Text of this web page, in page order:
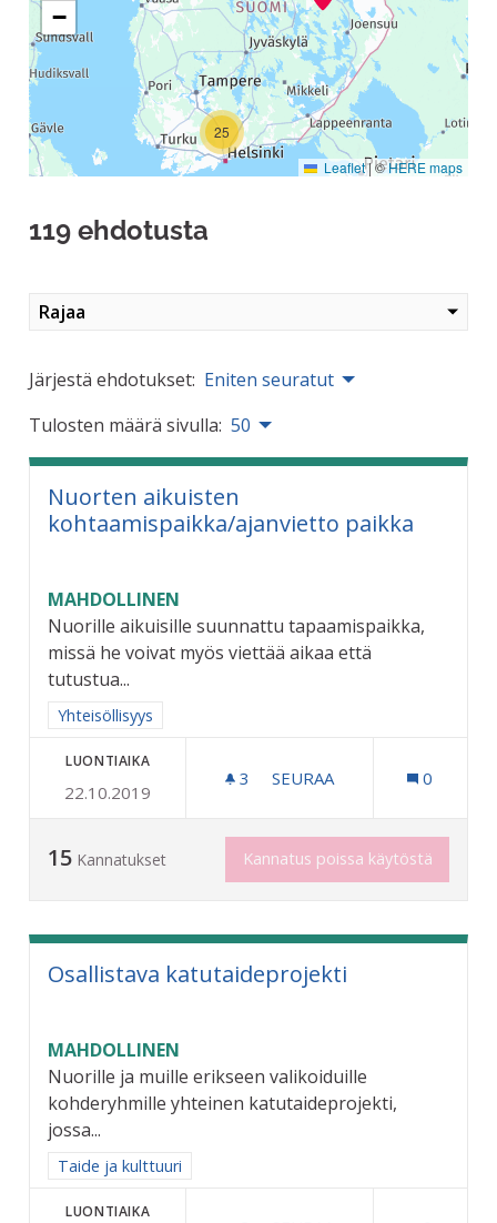
25
−
Leaflet|©HERE maps
119 ehdotusta
Rajaa
Järjestä ehdotukset: Eniten seuratut
Tulosten määrä sivulla: 50
Nuorten aikuisten
kohtaamispaikka/ajanvietto paikka
MAHDOLLINEN
Nuorille aikuisille suunnattu tapaamispaikka,
missä he voivat myös viettää aikaa että
tutustua...
Rajaa tulokset aihepiirin mukaan: Yhteisöllisyys
Yhteisöllisyys
LUONTIAIKA
22.10.2019
3 3 SEURAAJAA
SEURAA 0
15 Kannatukset Kannatus poissa käytöstä
Osallistava katutaideprojekti
MAHDOLLINEN
Nuorille ja muille erikseen valikoiduille
kohderyhmille yhteinen katutaideprojekti,
jossa...
Rajaa tulokset aihepiirin mukaan: Taide ja kulttuuri
Taide ja kulttuuri
LUONTIAIKA